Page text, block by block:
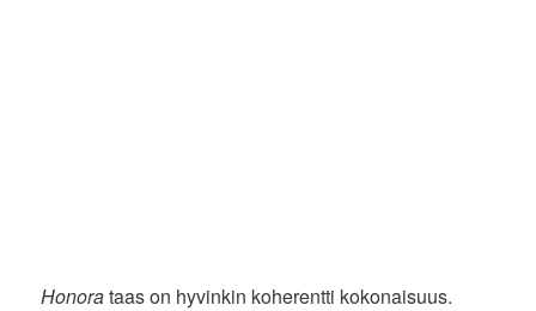
Honorataas on hyvinkin koherentti kokonaisuus.